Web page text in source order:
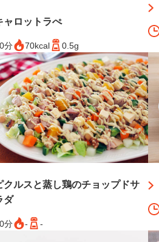
ャロットラぺ
分 70kcal 0.5g
クルスと蒸し鶏のチョップドサ
ダ
分 - -